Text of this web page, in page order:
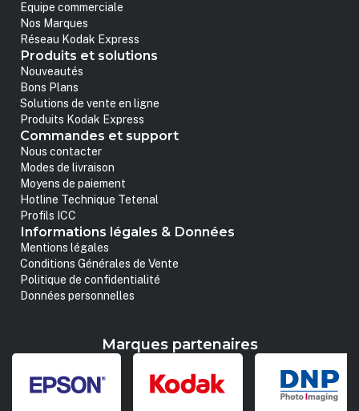
Equipe commerciale
Nos Marques
Réseau Kodak Express
Produits et solutions
Nouveautés
Bons Plans
Solutions de vente en ligne
Produits Kodak Express
Commandes et support
Nous contacter
Modes de livraison
Moyens de paiement
Hotline Technique Tetenal
Profils ICC
Informations légales & Données
Mentions légales
Conditions Générales de Vente
Politique de confidentialité
Données personnelles
Marques partenaires